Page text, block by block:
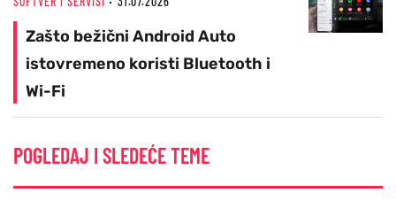
Zašto bežični Android Auto
istovremeno koristi Bluetooth i
Wi-Fi
POGLEDAJ I SLEDEĆE TEME